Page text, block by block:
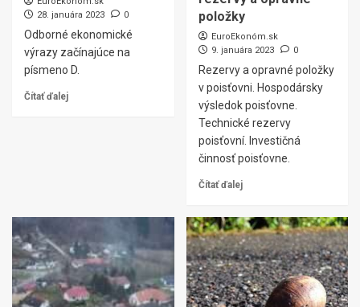
28. januára 2023
0
Odborné ekonomické
výrazy začínajúce na
písmeno D.
Čítať ďalej
položky
EuroEkonóm.sk
9. januára 2023
0
Rezervy a opravné položky
v poisťovni. Hospodársky
výsledok poisťovne.
Technické rezervy
poisťovní. Investičná
činnosť poisťovne.
Čítať ďalej